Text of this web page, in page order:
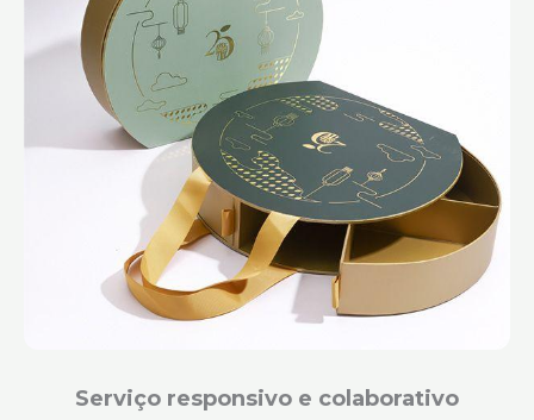
Serviço responsivo e colaborativo